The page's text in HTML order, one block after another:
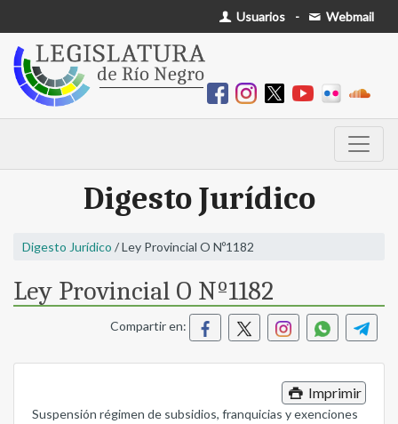
Usuarios - Webmail
Digesto Jurídico
Digesto Jurídico / Ley Provincial O Nº1182
Ley Provincial O Nº1182
Compartir en:
Imprimir
Suspensión régimen de subsidios, franquicias y exenciones